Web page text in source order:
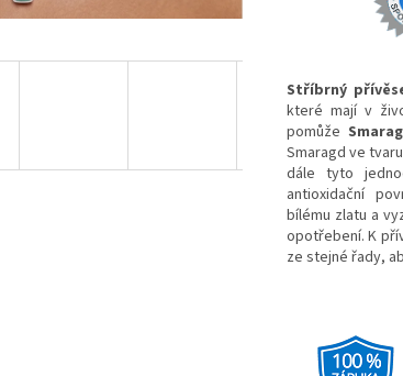
Stříbrný
které mají v
pomůže
Smaragd ve
dále tyto
antioxidační
bílému zlatu a
opotřebení. K
ze stejné řady,